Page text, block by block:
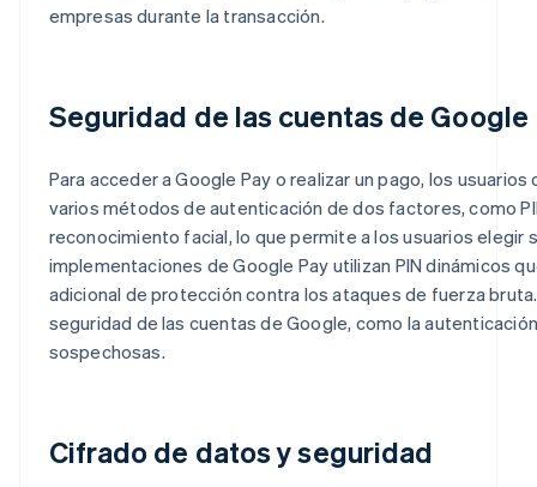
empresas durante la transacción.
Seguridad de las cuentas de Google
Para acceder a Google Pay o realizar un pago, los
varios métodos de autenticación de dos factores, como
reconocimiento facial, lo que permite a los usuarios elegir
implementaciones de Google Pay utilizan PIN dinámicos
adicional de protección contra los ataques de fuerza
seguridad de las cuentas de Google, como la
sospechosas.
Cifrado de datos y seguridad